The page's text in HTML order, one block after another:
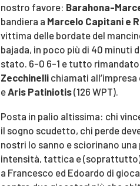
nostro favore: Barahona-
bandiera a Marcelo Capitani e
vittima delle bordate del
bajada, in poco più di 40 minuti
stato. 6-0 6-1 e tutto
Zecchinellichiamati
e Aris Patiniotis(126 WPT).
Posta in palio altissima: chi
il sogno scudetto, chi perde
nostri lo sanno e sciorinano
intensità, tattica e
a Francesco ed Edoardo di